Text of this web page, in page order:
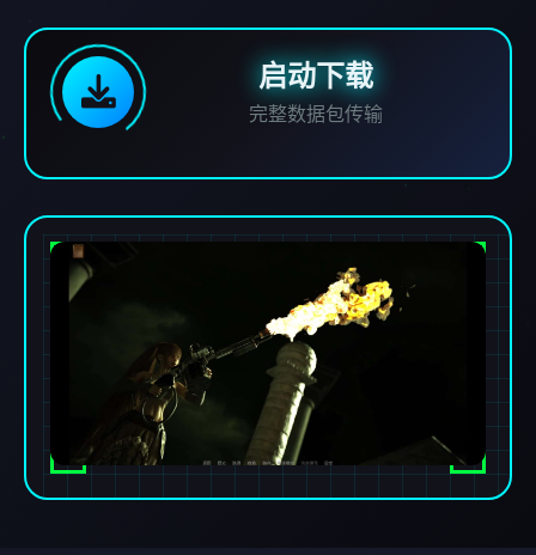
启动下载
完整数据包传输